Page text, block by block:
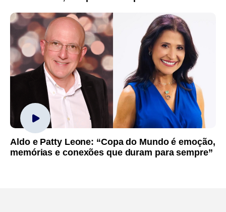
Aldo e Patty Leone: “Copa do Mundo é emoção,
memórias e conexões que duram para sempre”